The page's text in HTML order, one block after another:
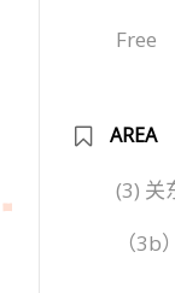
Free
AREA
(3) 关
（